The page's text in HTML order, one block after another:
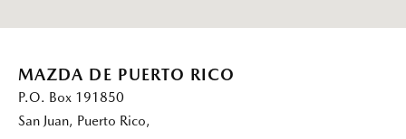
MAZDA DE PUERTO RICO
P.O. Box 191850
San Juan, Puerto Rico,